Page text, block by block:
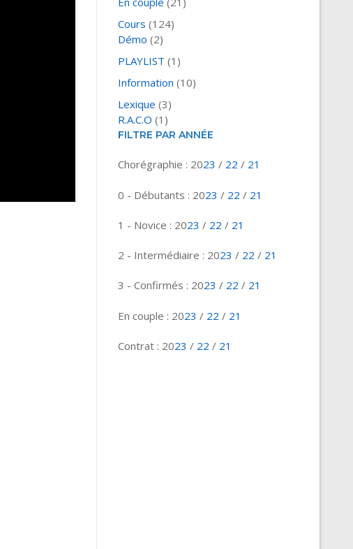
Cours (124)
Démo (2)
PLAYLIST (1)
Information (10)
Lexique (3)
R.A.C.O (1)
FILTRE PAR ANNÉE
Chorégraphie : 2023 / 22 / 21
0 - Débutants : 2023 / 22 / 21
1 - Novice : 2023 / 22 / 21
2 - Intermédiaire : 2023 / 22 / 21
3 - Confirmés : 2023 / 22 / 21
En couple : 2023 / 22 / 21
Contrat : 2023 / 22 / 21